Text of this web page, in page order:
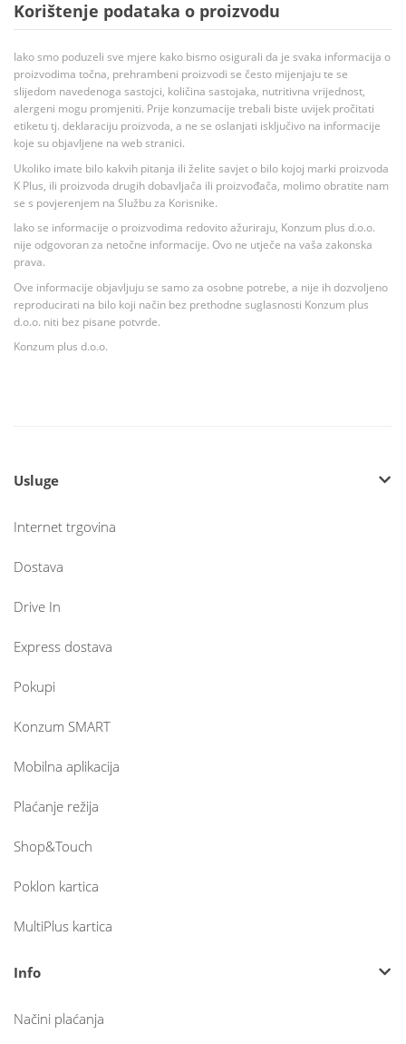
Korištenje podataka o proizvodu
Iako smo poduzeli sve mjere kako bismo osigurali da je svaka informacija o
proizvodima točna, prehrambeni proizvodi se često mijenjaju te se
slijedom navedenoga sastojci, količina sastojaka, nutritivna vrijednost,
alergeni mogu promjeniti. Prije konzumacije trebali biste uvijek pročitati
etiketu tj. deklaraciju proizvoda, a ne se oslanjati isključivo na informacije
koje su objavljene na web stranici.
Ukoliko imate bilo kakvih pitanja ili želite savjet o bilo kojoj marki proizvoda
K Plus, ili proizvoda drugih dobavljača ili proizvođača, molimo obratite nam
se s povjerenjem na Službu za Korisnike.
Iako se informacije o proizvodima redovito ažuriraju, Konzum plus d.o.o.
nije odgovoran za netočne informacije. Ovo ne utječe na vaša zakonska
prava.
Ove informacije objavljuju se samo za osobne potrebe, a nije ih dozvoljeno
reproducirati na bilo koji način bez prethodne suglasnosti Konzum plus
d.o.o. niti bez pisane potvrde.
Konzum plus d.o.o.
Usluge
Internet trgovina
Dostava
Drive In
Express dostava
Pokupi
Konzum SMART
Mobilna aplikacija
Plaćanje režija
Shop&Touch
Poklon kartica
MultiPlus kartica
Info
Načini plaćanja